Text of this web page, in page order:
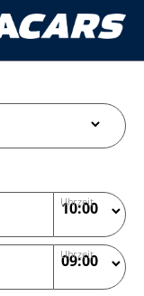
Uhrzeit
Uhrzeit